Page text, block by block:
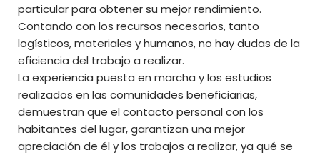
particular para obtener su mejor rendimiento.
Contando con los recursos necesarios, tanto
logísticos, materiales y humanos, no hay dudas de la
eficiencia del trabajo a realizar.
La experiencia puesta en marcha y los estudios
realizados en las comunidades beneficiarias,
demuestran que el contacto personal con los
habitantes del lugar, garantizan una mejor
apreciación de él y los trabajos a realizar, ya qué se